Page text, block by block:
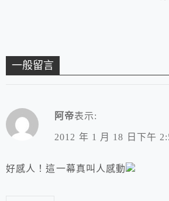
一般留言
阿帝表示:
2012 年 1 月 18 日下午
好感人！這一幕真叫人感動